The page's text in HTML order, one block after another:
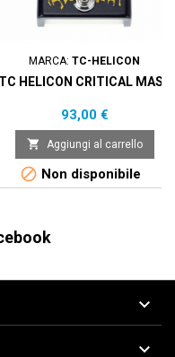
MARCA: TC-HELICON
TC HELICON CRITICAL MASS
Prezzo
93,00 €
 Aggiungi al carrello
 Non disponibile

